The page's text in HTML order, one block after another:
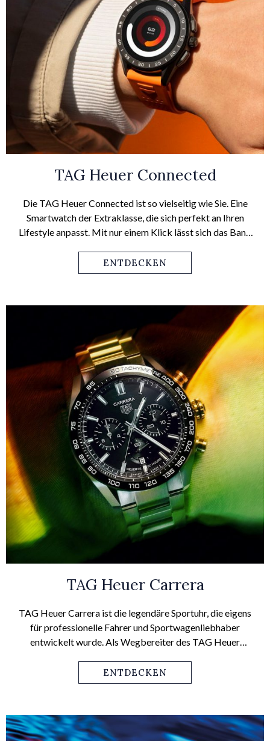
TAG Heuer Connected
Die TAG Heuer Connected ist so vielseitig wie Sie. Eine
Smartwatch der Extraklasse, die sich perfekt an Ihren
Lifestyle anpasst. Mit nur einem Klick lässt sich das Band
sportlichen Kautschukband in nur wenigen Sekunden – Sie
entscheiden.
ENTDECKEN
TAG Heuer Carrera
TAG Heuer Carrera ist die legendäre Sportuhr, die eigens
für professionelle Fahrer und Sportwagenliebhaber
entwickelt wurde. Als Wegbereiter des TAG Heuer
Entschlossenheit seines Trägers, seiner Trägerin.
ENTDECKEN